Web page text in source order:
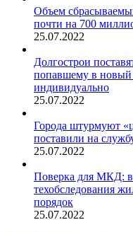
Объем
почти на 700
25.07.2022
Долгострои
попавшему в новый
индивидуально
25.07.2022
Города штурмуют
поставили на
25.07.2022
Поверка для МКД:
техобследования
порядок
25.07.2022